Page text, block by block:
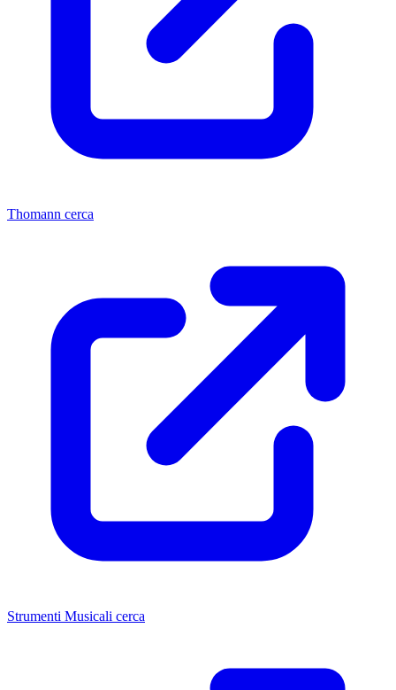
Thomann cerca
Strumenti Musicali cerca